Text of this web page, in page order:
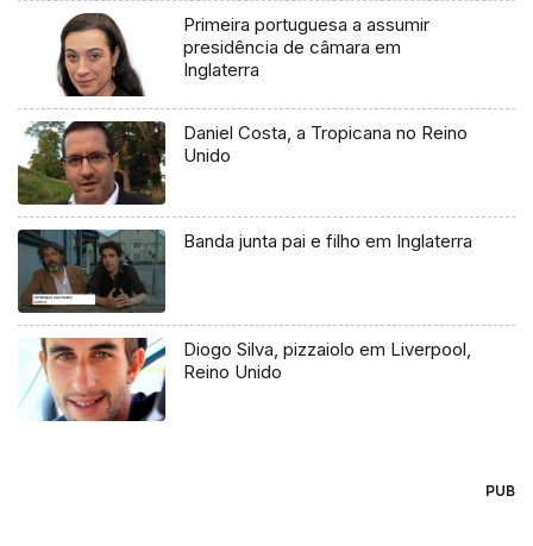
Primeira portuguesa a assumir
presidência de câmara em
Inglaterra
Daniel Costa, a Tropicana no Reino
Unido
Banda junta pai e filho em Inglaterra
Diogo Silva, pizzaiolo em Liverpool,
Reino Unido
PUB